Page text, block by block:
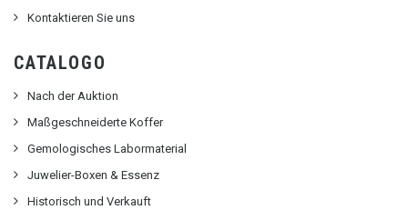
Kontaktieren Sie uns
CATALOGO
Nach der Auktion
Maßgeschneiderte Koffer
Gemologisches Labormaterial
Juwelier-Boxen & Essenz
Historisch und Verkauft